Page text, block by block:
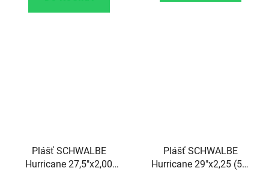
Plášť SCHWALBE
Hurricane 27,5"x2,00
Plášť SCHWALBE
Hurricane 29"x2,25 (57-